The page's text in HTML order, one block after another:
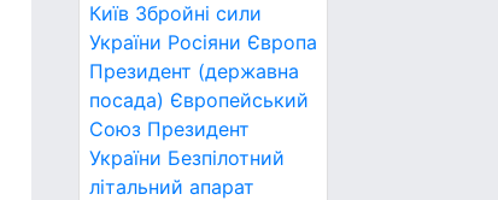
Київ Збройні сили
України Росіяни Європа
Президент (державна
посада) Європейський
Союз Президент
України Безпілотний
літальний апарат